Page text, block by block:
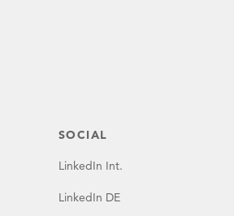
SOCIAL
LinkedIn Int.
LinkedIn DE